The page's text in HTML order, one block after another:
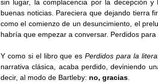
sin lugar, la complacencia por la decepción
buenas noticias. Pareciera que dejando tierra
como el comienzo de un desuncimiento, el
habría que empezar a conversar. Perdidos
Y como si el libro que es Perdidos para la
narrativa clásica, acaba perdido, deviniendo
decir, al modo de Bartleby: no, gracias